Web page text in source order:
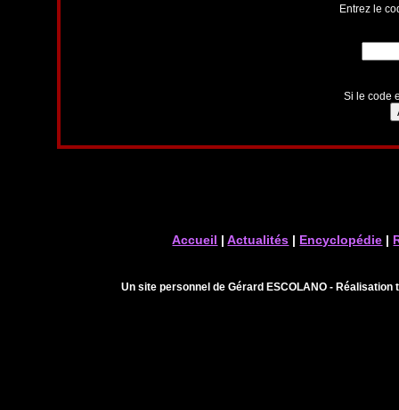
Entrez le
Si le code
Accueil |Actualités | Encyclopédie |
Un site personnel de Gérard ESCOLANO -